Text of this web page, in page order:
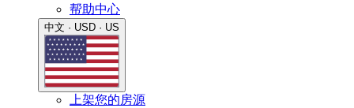
帮助中心
中文 · USD · US
上架您的房源